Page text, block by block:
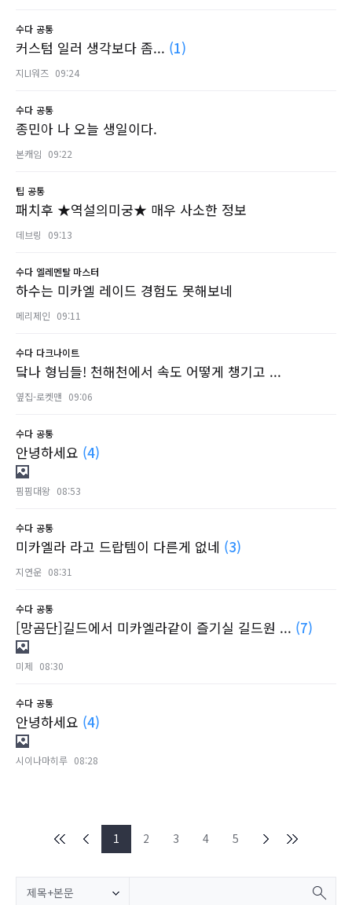
수다 공통
커스텀 일러 생각보다 좀... (1)
지LI워즈 09:24
수다 공통
종민아 나 오늘 생일이다.
본캐임 09:22
팁 공통
패치후 ★역설의미궁★ 매우 사소한 정보
데브링 09:13
수다 엘레멘탈 마스터
하수는 미카엘 레이드 경험도 못해보네
메리제인 09:11
수다 다크나이트
닼나 형님들! 천해천에서 속도 어떻게 챙기고 ...
옆집-로켓맨 09:06
수다 공통
안녕하세요 (4)
핌핌대왕 08:53
수다 공통
미카엘라 라고 드랍템이 다른게 없네 (3)
지연운 08:31
수다 공통
[망곰단]길드에서 미카엘라같이 즐기실 길드원 ... (7)
미제 08:30
수다 공통
안녕하세요 (4)
시이나마히루 08:28
1 2 3 4 5
제목+본문